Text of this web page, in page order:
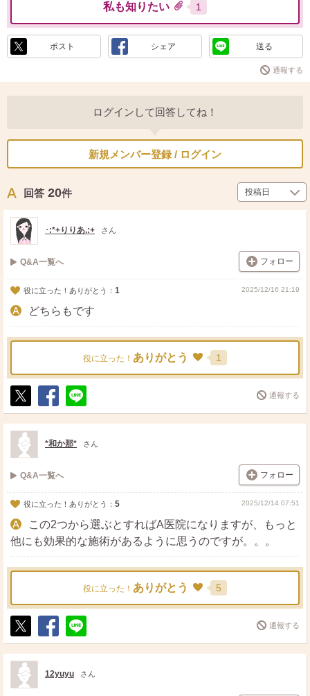
私も知りたい 1
ポスト シェア 送る
通報する
ログインして回答してね！
新規メンバー登録 / ログイン
回答 20件
･:*+りりあ.:+ さん
Q&A一覧へ フォロー
役に立った！ありがとう： 1 2025/12/16 21:19
どちらもです
役に立った！ ありがとう 1
ポ
ス
ト
シ
ェ
送
る
通報する
*和か那* さん
Q&A一覧へ フォロー
役に立った！ありがとう： 5 2025/12/14 07:51
この2つから選ぶとすればA医院になりますが、もっと
他にも効果的な施術があるように思うのですが。。。
役に立った！ ありがとう 5
ポ
ス
ト
シ
ェ
送
る
通報する
12yuyu さん